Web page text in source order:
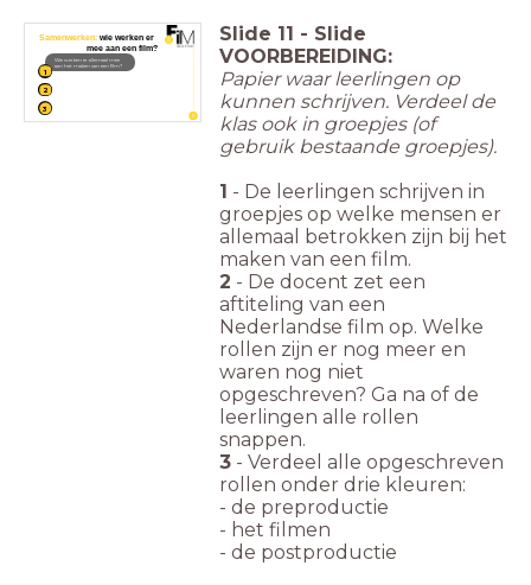
3
2
Samenwerken: wie werken er
mee aan een film?
Wie werken er allemaal mee
aan het maken van een film?
1
Slide 11 - Slide
VOORBEREIDING:
Papier waar leerlingen op
kunnen schrijven. Verdeel de
klas ook in groepjes (of
gebruik bestaande groepjes).
1 - De leerlingen schrijven in
groepjes op welke mensen er
allemaal betrokken zijn bij het
maken van een film.
2 - De docent zet een
aftiteling van een
Nederlandse film op. Welke
rollen zijn er nog meer en
waren nog niet
opgeschreven? Ga na of de
leerlingen alle rollen
snappen.
3 - Verdeel alle opgeschreven
rollen onder drie kleuren:
- de preproductie
- het filmen
- de postproductie